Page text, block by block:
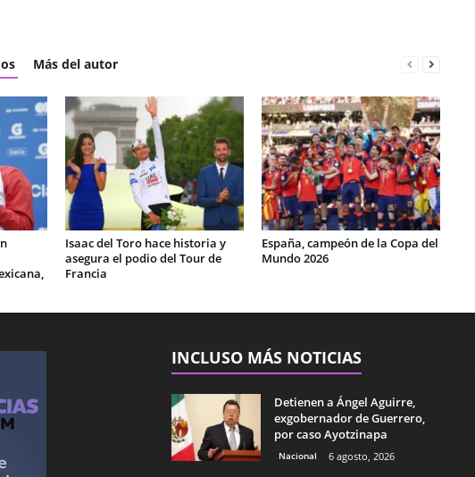
Más del autor
Isaac del Toro hace historia y
asegura el podio del Tour de
Francia
España, campeón de la Copa del
Mundo 2026
INCLUSO MÁS NOTICIAS
Detienen a Ángel Aguirre,
exgobernador de Guerrero,
por caso Ayotzinapa
Nacional 6 agosto, 2026